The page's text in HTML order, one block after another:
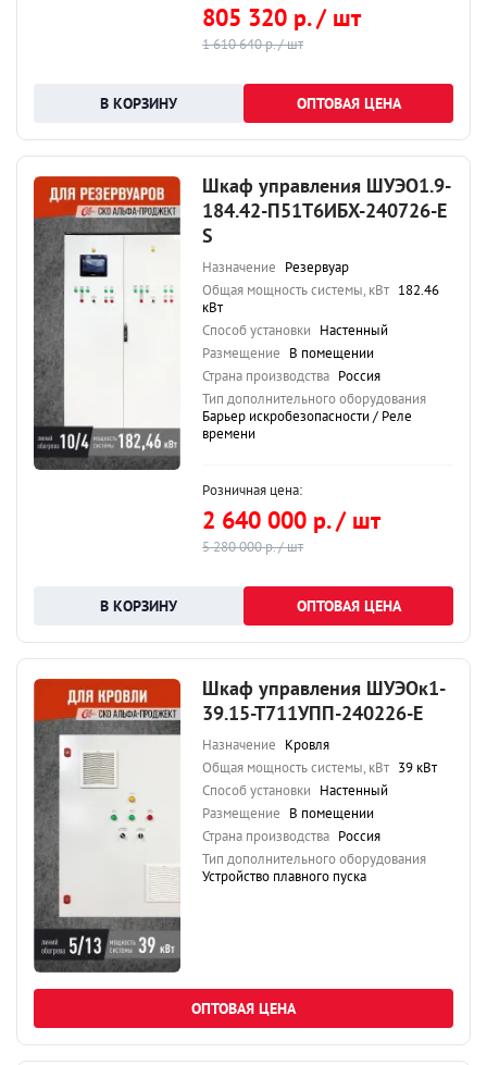
805 320 р. / шт
1 610 640 р. / шт
ОПТОВАЯ ЦЕНА
Шкаф управления ШУЭО1.9-
184.42-П51Т6ИБХ-240726-Е
S
Назначение Резервуар
Общая мощность системы, кВт 182.46
кВт
Способ установки Настенный
Размещение В помещении
Страна производства Россия
Тип дополнительного оборудования
Барьер искробезопасности / Реле
времени
Розничная цена:
2 640 000 р. / шт
5 280 000 р. / шт
ОПТОВАЯ ЦЕНА
Шкаф управления ШУЭОк1-
39.15-Т711УПП-240226-Е
Назначение Кровля
Общая мощность системы, кВт 39 кВт
Способ установки Настенный
Размещение В помещении
Страна производства Россия
Тип дополнительного оборудования
Устройство плавного пуска
ОПТОВАЯ ЦЕНА